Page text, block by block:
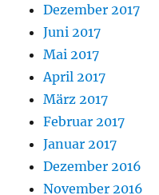
Dezember 2017
Juni 2017
Mai 2017
April 2017
März 2017
Februar 2017
Januar 2017
Dezember 2016
November 2016